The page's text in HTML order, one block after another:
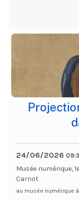
24/06/2026
Musée numérique,
Carnot
au musée numérique